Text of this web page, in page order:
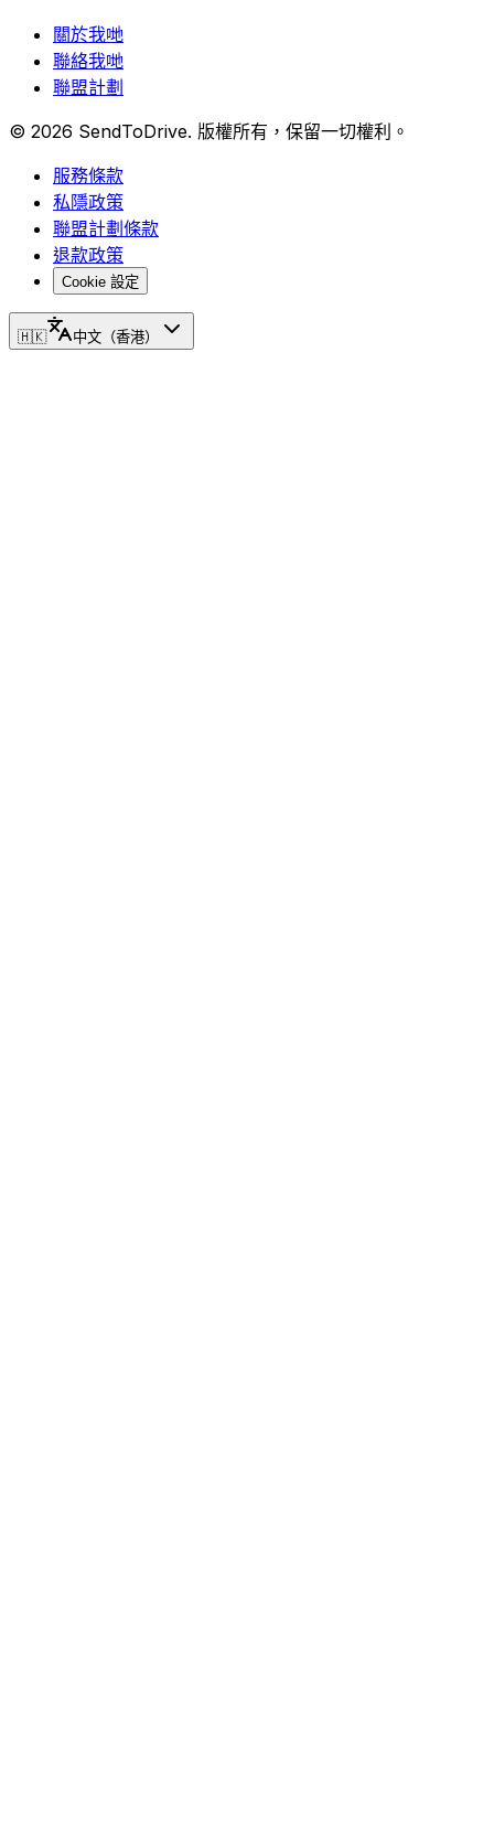
關於我哋
聯絡我哋
聯盟計劃
© 2026 SendToDrive. 版權所有，保留一切權利。
服務條款
私隱政策
聯盟計劃條款
退款政策
Cookie 設定
🇭🇰 中文（香港）